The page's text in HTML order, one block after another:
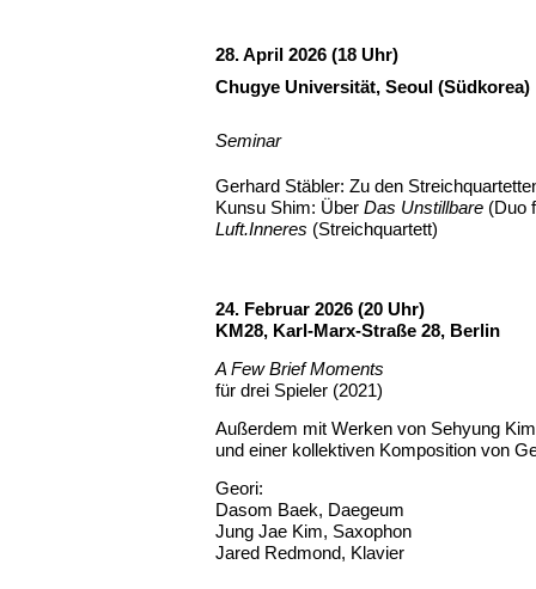
28. April 2026 (18 Uhr)
Chugye Universität, Seoul (Südkorea)
Seminar
Gerhard Stäbler: Zu den
Kunsu Shim: Über Das Unstillbare (Duo
Luft.Inneres (Streichquartett)
24. Februar 2026 (20 Uhr)
KM28, Karl-Marx-Straße 28, Berlin
A Few Brief Moments
für drei Spieler (2021)
Außerdem mit Werken von Sehyung Kim
und einer kollektiven Komposition von
Geori:
Dasom Baek, Daegeum
Jung Jae Kim, Saxophon
Jared Redmond, Klavier